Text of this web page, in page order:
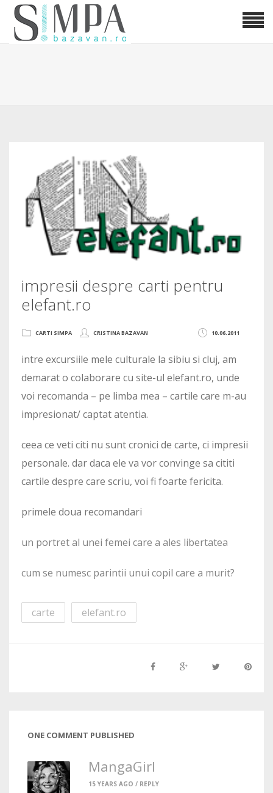
impresii despre carti pentru
elefant.ro
10.06.2011
CARTI SIMPA CRISTINA BAZAVAN
intre excursiile mele culturale la sibiu si cluj, am
demarat o colaborare cu site-ul elefant.ro, unde
voi recomanda – pe limba mea – cartile care m-au
impresionat/ captat atentia.
ceea ce veti citi nu sunt cronici de carte, ci impresii
personale. dar daca ele va vor convinge sa cititi
cartile despre care scriu, voi fi foarte fericita.
primele doua recomandari
un portret al unei femei care a ales libertatea
cum se numesc parintii unui copil care a murit?
carte elefant.ro
ONE COMMENT PUBLISHED
MangaGirl
15 YEARS AGO / REPLY